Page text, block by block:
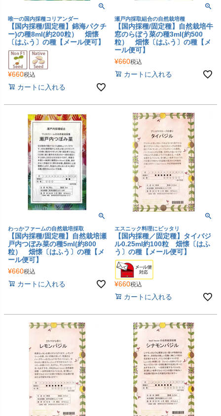
唯一の国内採種コリアンダー
【国内採種/固定種】錦海パクチ
ー)の種8ml(約200粒） 畑懐
〔はふう〕の種【メール便可】
¥660税込
カートに入れる
瀬戸内採取組合の自然栽培種
【国内採種/固定種】自然栽培牛
窓のらぼう菜の種3ml(約500
粒） 畑懐〔はふう〕の種【メ
ール便可】
¥660税込
カートに入れる
わっかファームの自然栽培採取
【国内採種/固定種】自然栽培瀬
戸内つぼみ菜の種5ml(約800
粒） 畑懐〔はふう〕の種【メ
ール便可】
¥660税込
カートに入れる
エスニック料理にピッタリ
【国内採種／固定種】タイバジ
ル0.25ml約100粒 畑懐〔はふ
う〕の種【メール便可】
¥660税込
カートに入れる